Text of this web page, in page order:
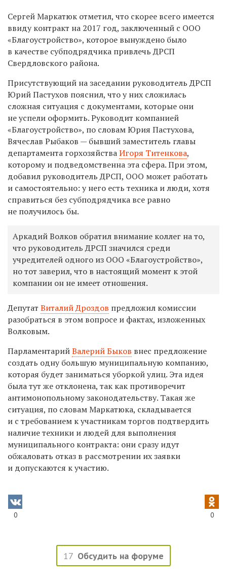
Сергей Маркатюк отметил, что скорее всего имеется
ввиду контракт на 2017 год, заключенный с ООО
«Благоустройство», которое вынуждено было
в качестве субподрядчика привлечь ДРСП
Свердловского района.
Присутствующий на заседании руководитель ДРСП
Юрий Пастухов пояснил, что у них сложилась
сложная ситуация с документами, которые они
не успели оформить. Руководит компанией
«Благоустройство», по словам Юрия Пастухова,
Вячеслав Рыбаков — бывший заместитель главы
департамента горхозяйстваИгоря Титенкова,
которому и подведомственна эта сфера. При этом,
добавил руководитель ДРСП, ООО может работать
и самостоятельно: у него есть техника и люди, хотя
справиться без субподрядчика все равно
не получилось бы.
Аркадий Волков обратил внимание коллег на то,
что руководитель ДРСП значился среди
учредителей одного из ООО «Благоустройство»,
но тот заверил, что в настоящий момент к этой
компании он не имеет отношения.
Депутат Виталий Дроздов предложил комиссии
разобраться в этом вопросе и фактах, изложенных
Волковым.
ПарламентарийВалерий Быков внес предложение
создать одну большую муниципальную компанию,
которая будет заниматься уборкой улиц. Эта идея
была тут же отклонена, так как противоречит
антимонопольному законодательству. Такая же
ситуация, по словам Маркатюка, складывается
и с требованием к участникам торгов подтвердить
наличие техники и людей для выполнения
муниципального контракта: они сразу идут
обжаловать отказ в рассмотрении их заявки
и допускаются к участию.
0 0
17 Обсудить на форуме